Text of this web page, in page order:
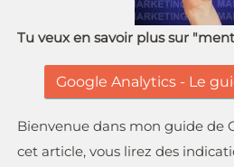
Tu veux en savoir plus sur
Google Analytics - Le
Bienvenue dans mon guide de
cet article, vous lirez des